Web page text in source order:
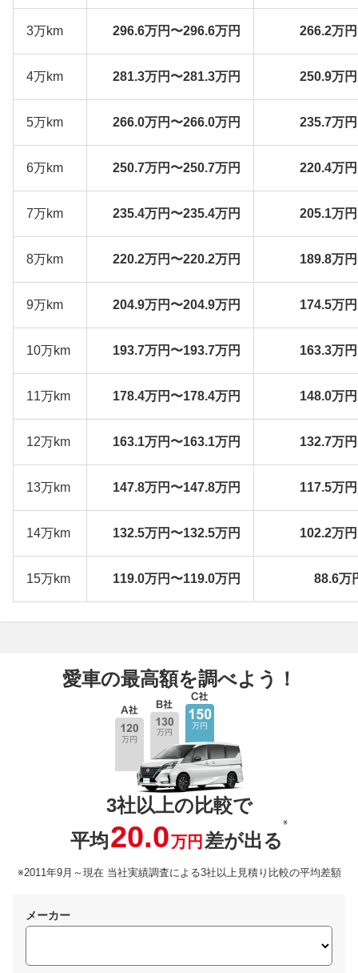
3万km 296.6万円〜296.6万円 266.2万
4万km 281.3万円〜281.3万円 250.9万
5万km 266.0万円〜266.0万円 235.7万
6万km 250.7万円〜250.7万円 220.4万
7万km 235.4万円〜235.4万円 205.1万
8万km 220.2万円〜220.2万円 189.8万
9万km 204.9万円〜204.9万円 174.5万
10万km 193.7万円〜193.7万円 163.3万
11万km 178.4万円〜178.4万円 148.0万
12万km 163.1万円〜163.1万円 132.7万
13万km 147.8万円〜147.8万円 117.5万
14万km 132.5万円〜132.5万円 102.2万
15万km 119.0万円〜119.0万円 88.6万
愛車の最高額を調べよう！
3社以上の比較で
平均20.0万円 差が出る
※
※2011年9月～現在 当社実績調査による3社以上見積り比較の平均差額
メーカー